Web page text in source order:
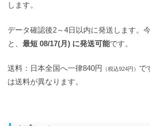
します。
データ確認後2～4日以内に発送します。
と、 最短 08/17(月) に発送可能です。
送料：日本全国へ一律840円 （税込924円） で
は送料が異なります。